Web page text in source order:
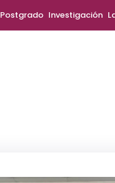
Postgrado Investigación